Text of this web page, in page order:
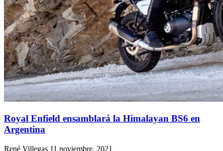
Royal Enfield ensamblará la Himalayan BS6 en
Argentina
René Villegas 11 noviembre, 2021